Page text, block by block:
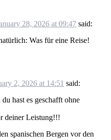
28, 2026 at 09:47 said:
Was für eine Reise!
2, 2026 at 14:51 said:
hast es geschafft ohne
deiner Leistung!!!
spanischen Bergen vor den